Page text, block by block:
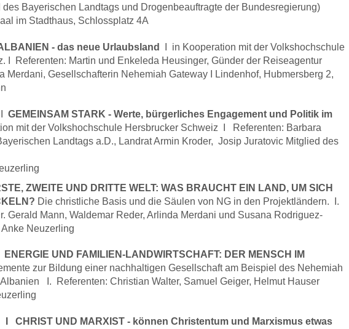
Bayerischen Landtags und Drogenbeauftragte der Bundesregierung)
im Stadthaus, Schlossplatz 4A
- das neue Urlaubsland
I in Kooperation mit der Volkshochschule
I Referenten: Martin und Enkeleda Heusinger, Günder der Reiseagentur
Merdani, Gesellschafterin Nehemiah Gateway I Lindenhof, Hubmersberg 2,
GEMEINSAM STARK - Werte, bürgerliches Engagement und Politik im
mit der Volkshochschule Hersbrucker Schweiz I Referenten: Barbara
Landtags a.D., Landrat Armin Kroder, Josip Juratovic Mitglied des
ZWEITE UND DRITTE WELT: WAS BRAUCHT EIN LAND, UM SICH
Die christliche Basis und die Säulen von NG in den Projektländern. I.
Gerald Mann, Waldemar Reder, Arlinda Merdani und Susana Rodriguez-
Neuzerling
UND FAMILIEN-LANDWIRTSCHAFT: DER MENSCH IM
zur Bildung einer nachhaltigen Gesellschaft am Beispiel des Nehemiah
I. Referenten: Christian Walter, Samuel Geiger, Helmut Hauser
I CHRIST UND MARXIST - können Christentum und Marxismus etwas